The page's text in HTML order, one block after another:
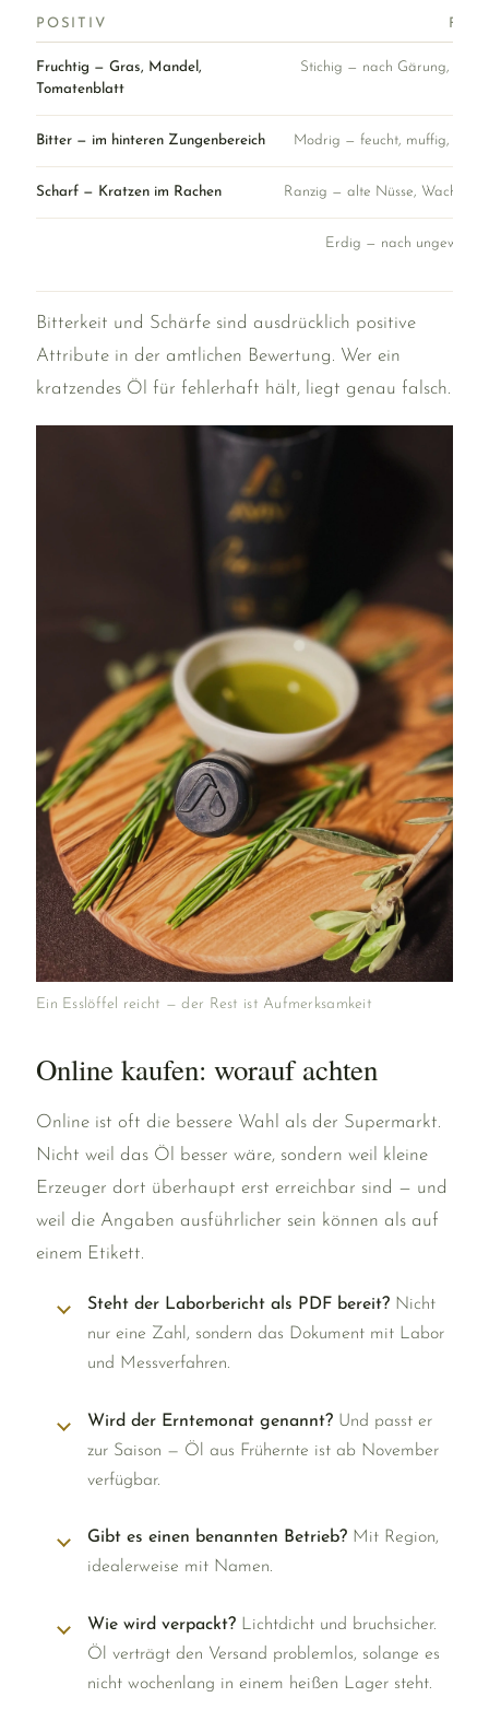
POSITIV
Fruchtig — Gras, Mandel,
Tomatenblatt
Stichig — nach Gärung, wie
Bitter — im hinteren Zungenbereich Modrig — feucht, muffig, wie
Scharf — Kratzen im Rachen Ranzig — alte Nüsse,
Erdig — nach
Bitterkeit und Schärfe sind ausdrücklich positive
Attribute in der amtlichen Bewertung. Wer ein
kratzendes Öl für fehlerhaft hält, liegt genau falsch.
Ein Esslöffel reicht — der Rest ist Aufmerksamkeit
Online kaufen: worauf achten
Online ist oft die bessere Wahl als der Supermarkt.
Nicht weil das Öl besser wäre, sondern weil kleine
Erzeuger dort überhaupt erst erreichbar sind — und
weil die Angaben ausführlicher sein können als auf
einem Etikett.
Steht der Laborbericht als PDF bereit?Nicht
nur eine Zahl, sondern das Dokument mit Labor
und Messverfahren.
Wird der Erntemonat genannt?Und passt er
zur Saison — Öl aus Frühernte ist ab November
verfügbar.
Gibt es einen benannten Betrieb?Mit Region,
idealerweise mit Namen.
Wie wird verpackt?Lichtdicht und bruchsicher.
Öl verträgt den Versand problemlos, solange es
nicht wochenlang in einem heißen Lager steht.